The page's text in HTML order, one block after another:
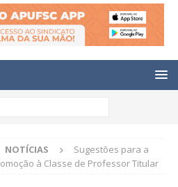
NOTÍCIAS
Sugestões para a
à Classe de Professor Titular